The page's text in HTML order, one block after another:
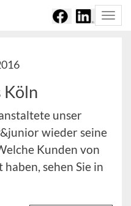
Köln
unser
wieder seine
Kunden von
sehen Sie in